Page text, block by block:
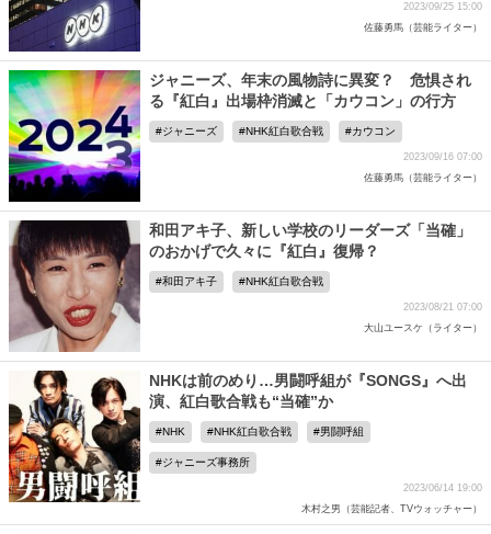
2023/09/25 15:00
佐藤勇馬（芸能ライター）
ジャニーズ、年末の風物詩に異変？ 危惧され
る『紅白』出場枠消滅と「カウコン」の行方
ジャニーズ NHK紅白歌合戦 カウコン
2023/09/16 07:00
佐藤勇馬（芸能ライター）
和田アキ子、新しい学校のリーダーズ「当確」
のおかげで久々に『紅白』復帰？
和田アキ子 NHK紅白歌合戦
2023/08/21 07:00
大山ユースケ（ライター）
NHKは前のめり…男闘呼組が『SONGS』へ出
演、紅白歌合戦も“当確”か
NHK NHK紅白歌合戦 男闘呼組
ジャニーズ事務所
2023/06/14 19:00
木村之男（芸能記者、TVウォッチャー）